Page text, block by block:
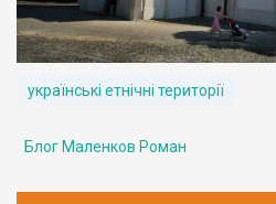
українські етнічні території
Блог Маленков Роман